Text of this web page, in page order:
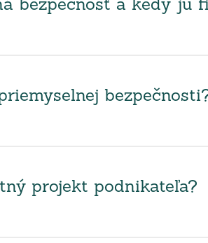
bezpečnosť a kedy ju
projekt podnikateľa?